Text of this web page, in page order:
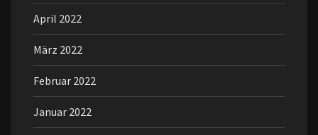
April 2022
März 2022
Februar 2022
Januar 2022